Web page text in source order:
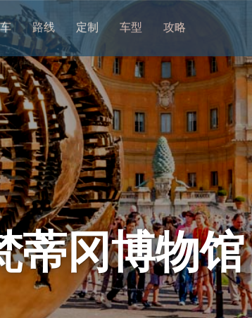
路线 定制 车型 攻略
蒂冈博物馆